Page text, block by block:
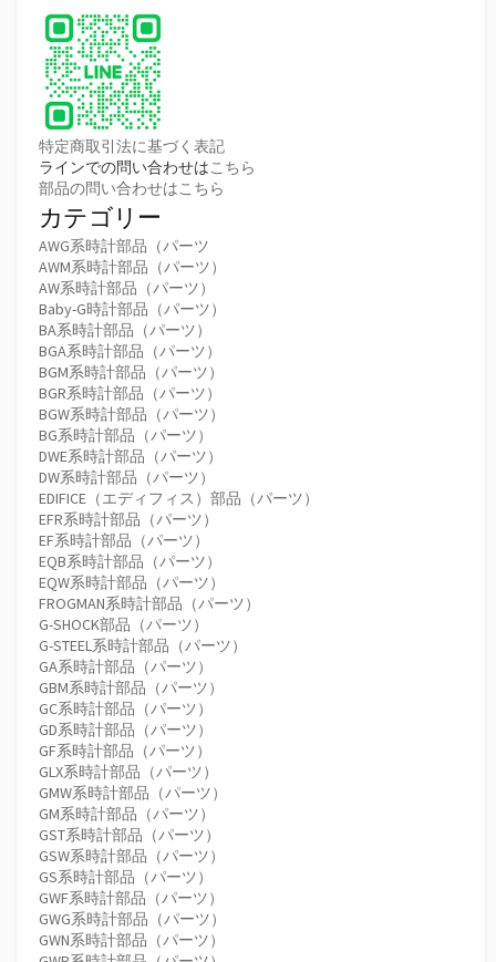
特定商取引法に基づく表記
ラインでの問い合わせはこちら
部品の問い合わせはこちら
カテゴリー
AWG系時計部品（パーツ
AWM系時計部品（パーツ）
AW系時計部品（パーツ）
Baby-G時計部品（パーツ）
BA系時計部品（パーツ）
BGA系時計部品（パーツ）
BGM系時計部品（パーツ）
BGR系時計部品（パーツ）
BGW系時計部品（パーツ）
BG系時計部品（パーツ）
DWE系時計部品（パーツ）
DW系時計部品（パーツ）
EDIFICE（エディフィス）部品（パーツ）
EFR系時計部品（パーツ）
EF系時計部品（パーツ）
EQB系時計部品（パーツ）
EQW系時計部品（パーツ）
FROGMAN系時計部品（パーツ）
G-SHOCK部品（パーツ）
G-STEEL系時計部品（パーツ）
GA系時計部品（パーツ）
GBM系時計部品（パーツ）
GC系時計部品（パーツ）
GD系時計部品（パーツ）
GF系時計部品（パーツ）
GLX系時計部品（パーツ）
GMW系時計部品（パーツ）
GM系時計部品（パーツ）
GST系時計部品（パーツ）
GSW系時計部品（パーツ）
GS系時計部品（パーツ）
GWF系時計部品（パーツ）
GWG系時計部品（パーツ）
GWN系時計部品（パーツ）